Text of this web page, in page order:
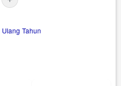
Ulang Tahun